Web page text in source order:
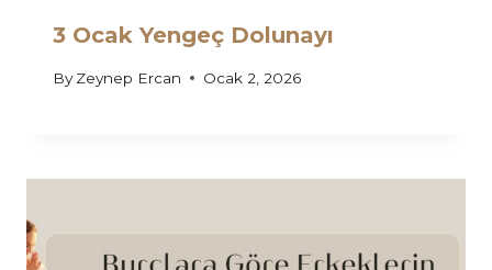
3 Ocak Yengeç Dolunayı
By Zeynep Ercan Ocak 2, 2026